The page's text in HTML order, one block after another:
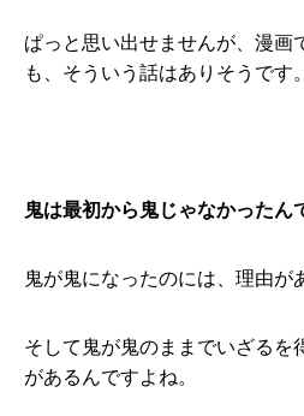
ぱっと思い出せませんが、漫画
も、そういう話はありそうです。
鬼は最初から鬼じゃなかったん
鬼が鬼になったのには、理由が
そして鬼が鬼のままでいざるを
があるんですよね。